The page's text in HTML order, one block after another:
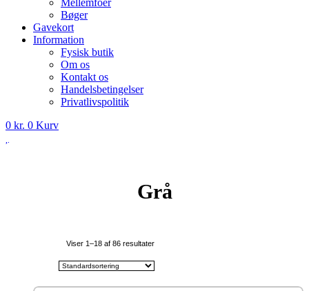
Bøger
Gavekort
Information
Fysisk butik
Om os
Kontakt os
Handelsbetingelser
Privatlivspolitik
0 kr. 0 Kurv
Grå
Viser 1–18 af 86 resultater